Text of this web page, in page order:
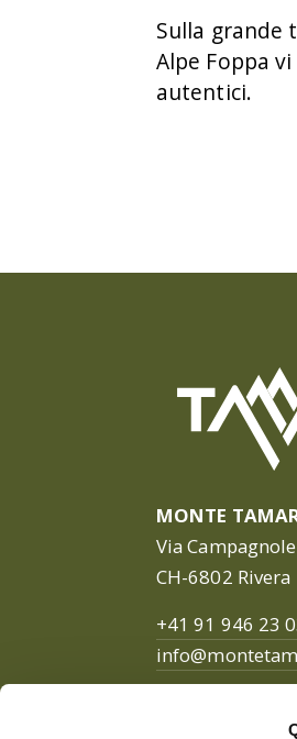
Sulla grande
Alpe Foppa
autentici.
MONTE
Via
CH-6802 Rivera
+41 91 946 23